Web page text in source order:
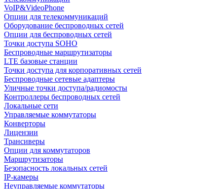
VoIP&VideoPhone
Опции для телекоммуникаций
Оборудование беспроводных сетей
Опции для беспроводных сетей
Точки доступа SOHO
Беспроводные маршрутизаторы
LTE базовые станции
Точки доступа для корпоративных сетей
Беспроводные сетевые адаптеры
Уличные точки доступа/радиомосты
Контроллеры беспроводных сетей
Локальные сети
Управляемые коммутаторы
Конверторы
Лицензии
Трансиверы
Опции для коммутаторов
Маршрутизаторы
Безопасность локальных сетей
IP-камеры
Неуправляемые коммутаторы